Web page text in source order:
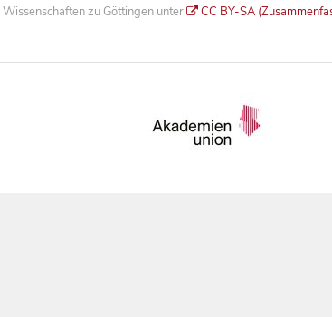
zu Göttingen unter
CC BY-SA